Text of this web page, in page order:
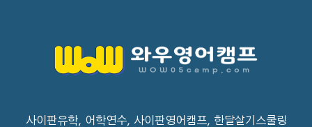
사이판유학, 어학연수, 사이판영어캠프, 한달살기스쿨링